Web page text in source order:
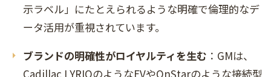
示ラベル」にたとえられるような明確で倫理的なデ
ータ活用が重視されています。
ブランドの明確性がロイヤルティを生む ：GMは、
Cadillac LYRIQのようなEVやOnStarのような接続型